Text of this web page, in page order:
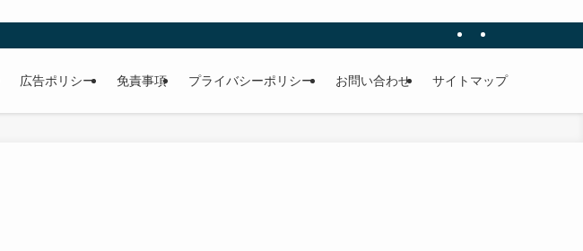
広告ポリシー 免責事項 プライバシーポリシー お問い合わせ サイトマップ